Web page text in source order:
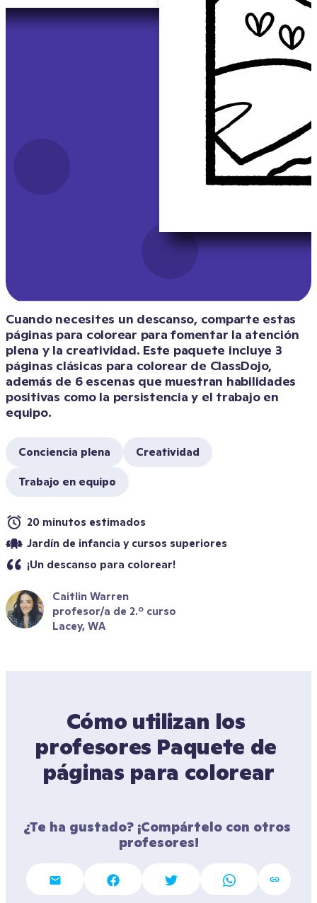
Cuando necesites un descanso, comparte estas
páginas para colorear para fomentar la atención
plena y la creatividad. Este paquete incluye 3
páginas clásicas para colorear de ClassDojo,
además de 6 escenas que muestran habilidades
positivas como la persistencia y el trabajo en
equipo.
Conciencia plena Creatividad
Trabajo en equipo
20 minutos estimados
Jardín de infancia y cursos superiores
¡Un descanso para colorear!
Caitlin Warren
profesor/a de 2.º curso
Lacey, WA
Cómo utilizan los
profesores Paquete de
páginas para colorear
¿Te ha gustado? ¡Compártelo con otros
profesores!